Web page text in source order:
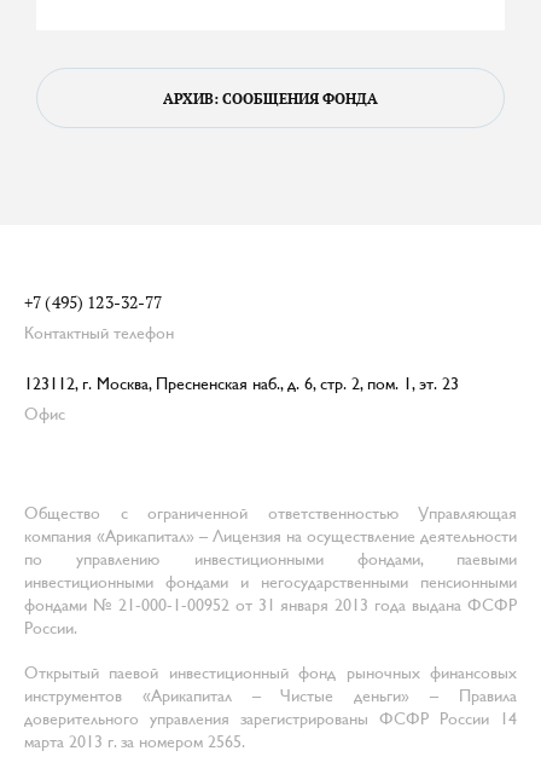
АРХИВ: СООБЩЕНИЯ ФОНДА
+7 (495) 123-32-77
Контактный телефон
123112, г. Москва, Пресненская наб., д. 6, стр. 2, пом. 1, эт. 23
Офис
Общество с ограниченной ответственностью Управляющая
компания «Арикапитал» – Лицензия на осуществление деятельности
по управлению инвестиционными фондами, паевыми
инвестиционными фондами и негосударственными пенсионными
фондами № 21-000-1-00952 от 31 января 2013 года выдана ФСФР
России.
Открытый паевой инвестиционный фонд рыночных финансовых
инструментов «Арикапитал – Чистые деньги» – Правила
доверительного управления зарегистрированы ФСФР России 14
марта 2013 г. за номером 2565.